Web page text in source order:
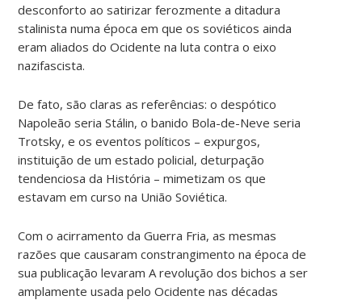
desconforto ao satirizar ferozmente a ditadura
stalinista numa época em que os soviéticos ainda
eram aliados do Ocidente na luta contra o eixo
nazifascista.
De fato, são claras as referências: o despótico
Napoleão seria Stálin, o banido Bola-de-Neve seria
Trotsky, e os eventos políticos – expurgos,
instituição de um estado policial, deturpação
tendenciosa da História – mimetizam os que
estavam em curso na União Soviética.
Com o acirramento da Guerra Fria, as mesmas
razões que causaram constrangimento na época de
sua publicação levaramA revolução dos bichos a ser
amplamente usada pelo Ocidente nas décadas